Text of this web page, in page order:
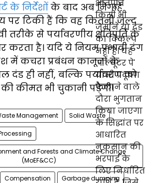
के निर्देशों के बाद अब निगाहें
पर टिकी हैं कि वह कितनी जल्द
तरीके से पर्यावरणीय क्षतिपूर्ति के
करता है। यदि ये नियम प्रभावी ढंग
में कचरा प्रबंधन कानूनों के
ही नहीं, बल्कि पर्यावरण को
कीमत भी चुकानी पड़ेगी।
Management Solid Waste
and Forests and Climate Change
(MoEF&CC)
Compensation Garbage dumping